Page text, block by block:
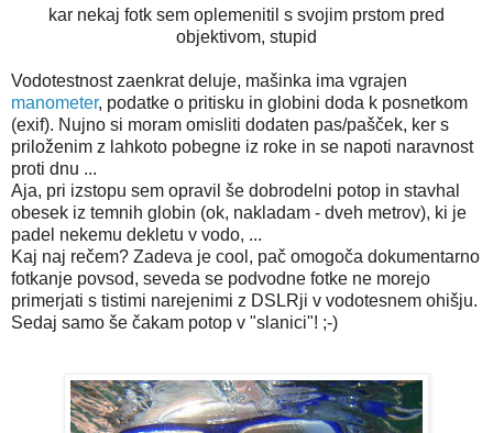
kar nekaj fotk sem oplemenitil s svojim prstom pred
objektivom, stupid
Vodotestnost zaenkrat deluje, mašinka ima vgrajen
manometer, podatke o pritisku in globini doda k posnetkom
(exif). Nujno si moram omisliti dodaten pas/pašček, ker s
priloženim z lahkoto pobegne iz roke in se napoti naravnost
proti dnu ...
Aja, pri izstopu sem opravil še dobrodelni potop in stavhal
obesek iz temnih globin (ok, nakladam - dveh metrov), ki je
padel nekemu dekletu v vodo, ...
Kaj naj rečem? Zadeva je cool, pač omogoča dokumentarno
fotkanje povsod, seveda se podvodne fotke ne morejo
primerjati s tistimi narejenimi z DSLRji v vodotesnem ohišju.
Sedaj samo še čakam potop v "slanici"! ;-)